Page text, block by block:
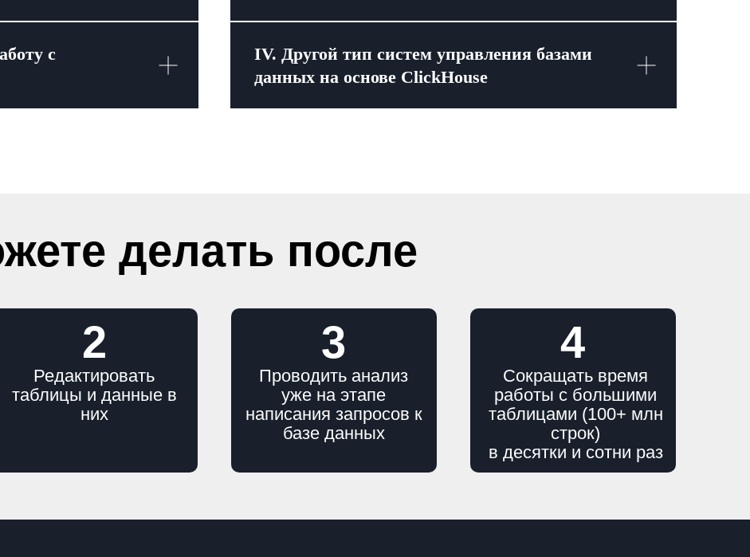
с
IV. Другой тип систем управления базами
данных на основе ClickHouse
делать после
Редактировать
таблицы и данные в
них
Проводить анализ
уже на этапе
написания запросов к
базе данных
Сокращать время
работы с большими
таблицами (100+ млн
строк)
в десятки и сотни раз
2 3 4